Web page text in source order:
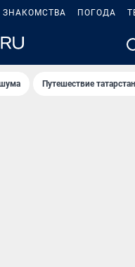
ЗНАКОМСТВА ПОГОДА
Путешествие